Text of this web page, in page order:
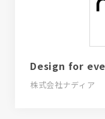
Design for
株式会社ナディア